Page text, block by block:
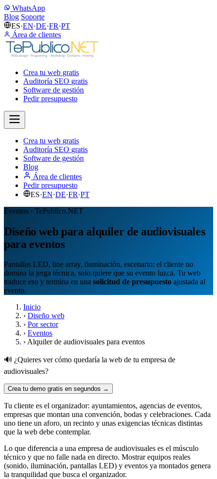
WhatsApp
Blog Soporte
ES·EN·DE·FR·PT
Área de clientes
Crea tu web gratis
Auditoría SEO gratis
Software de gestión
Pedir presupuesto
Crea tu web gratis
Auditoría SEO gratis
Software de gestión
Blog
Área de clientes
Pedir presupuesto
ES·EN·DE·FR·PT
Eventos · TePublico.NET
Diseño web para alquiler de audiovisuales
para eventos
Pantallas LED, line array, iluminación, escenario: el cliente no
domina la jerga técnica, solo quiere que su evento luzca. Tu web
traduce eso y termina en una solicitud de presupuesto ajustada al
evento.
Inicio
› Diseño web
› Por sector
› Eventos
› Alquiler de audiovisuales para eventos
🔊 ¿Quieres ver cómo quedaría la web de tu empresa de
audiovisuales?
Crea tu demo gratis en segundos →
Tu cliente es el organizador: ayuntamientos, agencias de eventos,
empresas que montan una convención, bodas y celebraciones. Cada
uno tiene un aforo, un recinto y unas exigencias técnicas distintas
que la web debe contemplar.
Lo que diferencia a una empresa de audiovisuales es el músculo
técnico y que no falle nada en directo. Mostrar equipos reales
(sonido, iluminación, pantallas LED) y eventos ya montados genera
la tranquilidad que busca el organizador.